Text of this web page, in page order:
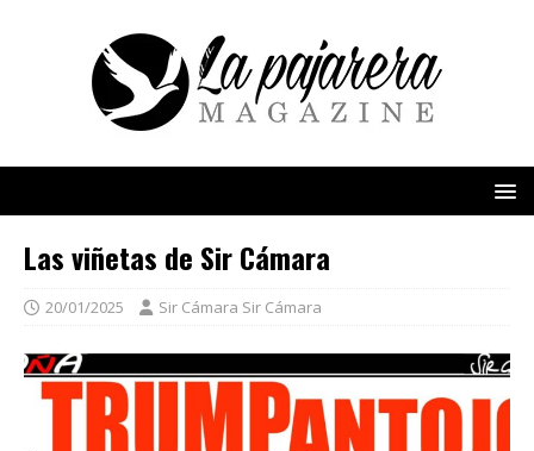
Las viñetas de Sir Cámara
20/01/2025 Sir Cámara Sir Cámara